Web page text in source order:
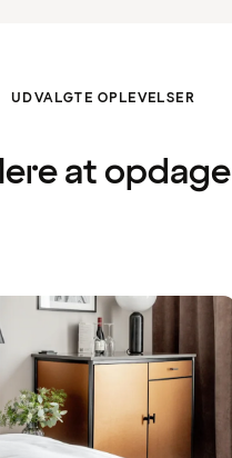
UDVALGTE OPLEVELSER
at opdage